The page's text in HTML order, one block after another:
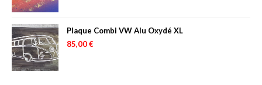
Plaque Combi VW Alu Oxydé XL
85,00€